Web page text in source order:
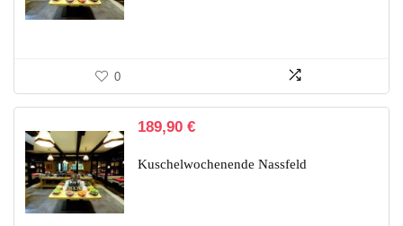
0
189,90 €
Kuschelwochenende Nassfeld